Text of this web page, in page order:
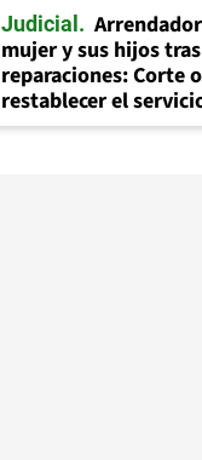
Judicial
mujer y sus hijos
reparaciones: Corte
restablecer el